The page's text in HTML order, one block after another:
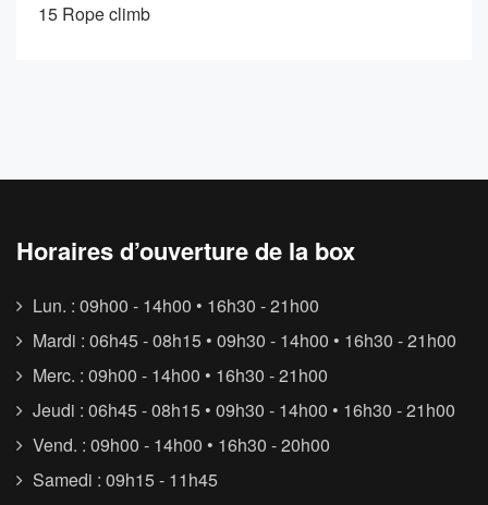
15 Rope climb
Horaires d’ouverture de la box
Lun. : 09h00 - 14h00 • 16h30 - 21h00
Mardi : 06h45 - 08h15 • 09h30 - 14h00 • 16h30 - 21h00
Merc. : 09h00 - 14h00 • 16h30 - 21h00
Jeudi : 06h45 - 08h15 • 09h30 - 14h00 • 16h30 - 21h00
Vend. : 09h00 - 14h00 • 16h30 - 20h00
Samedi : 09h15 - 11h45